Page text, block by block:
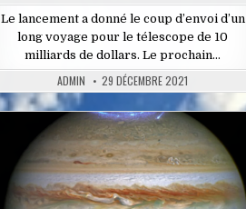
Le lancement a donné le coup d’envoi d’un
long voyage pour le télescope de 10
milliards de dollars. Le prochain…
ADMIN 29 DÉCEMBRE 2021
Posted
in